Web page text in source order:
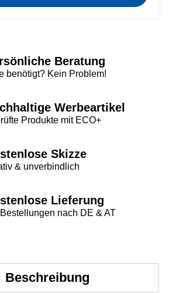
Beratung
benötigt? Kein Problem!
Werbeartikel
Produkte mit ECO+
Skizze
& unverbindlich
Lieferung
nach DE & AT
Beschreibung